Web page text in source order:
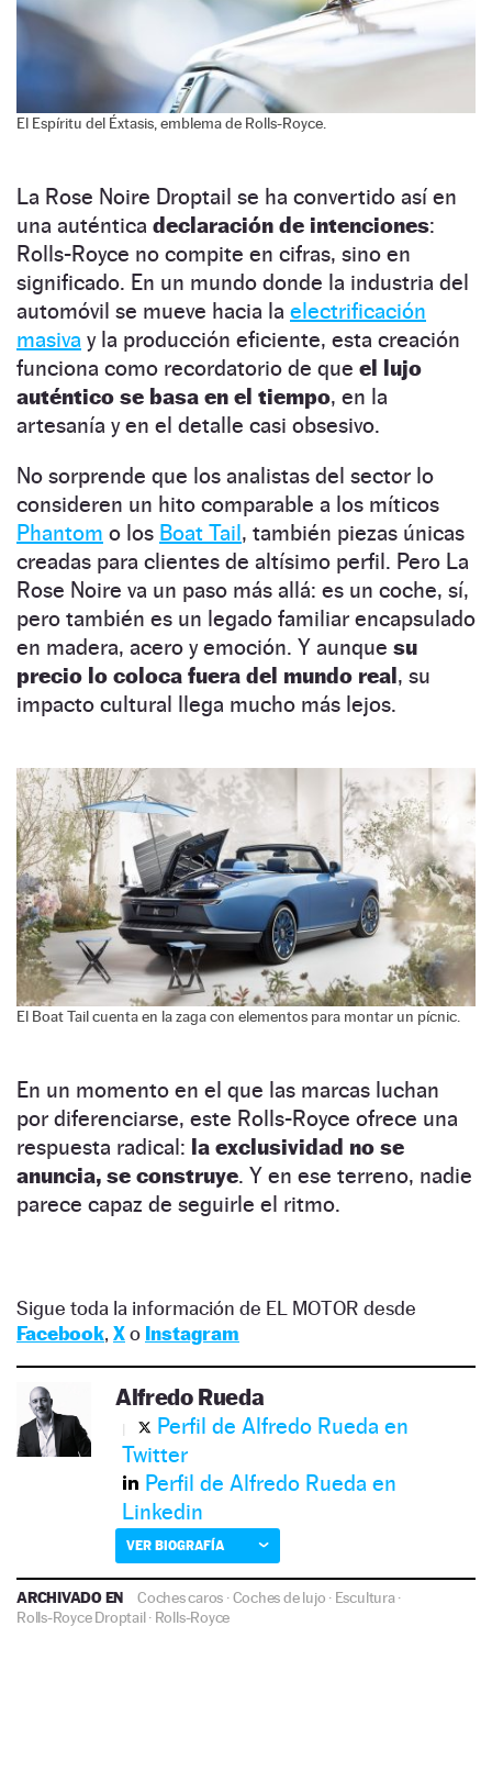
El Espíritu del Éxtasis, emblema de Rolls-Royce.
La Rose Noire Droptail se ha convertido así en
una auténtica declaración de intenciones:
Rolls-Royce no compite en cifras, sino en
significado. En un mundo donde la industria del
automóvil se mueve hacia la electrificación
masiva y la producción eficiente, esta creación
funciona como recordatorio de que el lujo
auténtico se basa en el tiempo, en la
artesanía y en el detalle casi obsesivo.
No sorprende que los analistas del sector lo
consideren un hito comparable a los míticos
Phantom o los Boat Tail, también piezas únicas
creadas para clientes de altísimo perfil. Pero La
Rose Noire va un paso más allá: es un coche, sí,
pero también es un legado familiar encapsulado
en madera, acero y emoción. Y aunque su
precio lo coloca fuera del mundo real, su
impacto cultural llega mucho más lejos.
El Boat Tail cuenta en la zaga con elementos para montar un pícnic.
En un momento en el que las marcas luchan
por diferenciarse, este Rolls-Royce ofrece una
respuesta radical: la exclusividad no se
anuncia, se construye. Y en ese terreno, nadie
parece capaz de seguirle el ritmo.
Sigue toda la información de EL MOTOR desde
Facebook, Xo Instagram
Alfredo Rueda
Perfil de Alfredo Rueda en
Twitter
Perfil de Alfredo Rueda en
Linkedin
VER BIOGRAFÍA
ARCHIVADO EN Coches caros ·Coches de lujo · Escultura·
Rolls-Royce Droptail· Rolls-Royce